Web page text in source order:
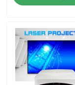
Capacitief
Allen in Één